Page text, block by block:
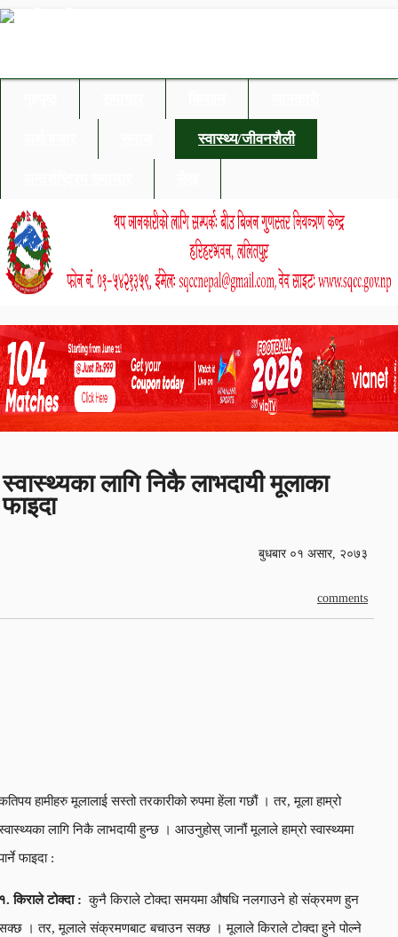
स्वास्थ्य/जीवनशैली
स्वास्थ्यका लागि निकै लाभदायी मूलाका
फाइदा
बुधबार ०१ असार, २०७३
comments
हामीहरु मूलालाई सस्तो तरकारीको रुपमा हेंला गछौं । तर, मूला हाम्रो
लागि निकै लाभदायी हुन्छ । आउनुहोस् जानौं मूलाले हाम्रो स्वास्थ्यमा
फाइदा :
किराले टोक्दा : कुनै किराले टोक्दा समयमा औषधि नलगाउने हो संक्रमण हुन
। तर, मूलाले संक्रमणबाट बचाउन सक्छ । मूलाले किराले टोक्दा हुने पोल्ने